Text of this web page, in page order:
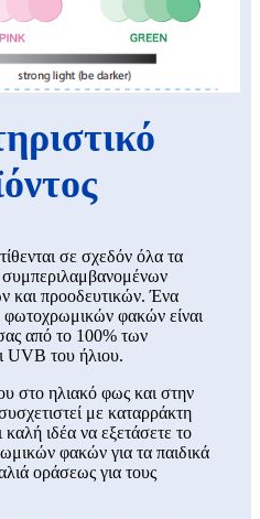
σε σχεδόν όλα τα
συμπεριλαμβανομένων
και προοδευτικών. Ένα
φακών είναι
από το 100% των
UVB του ήλιου.
στο ηλιακό φως και στην
με καταρράκτη
ιδέα να εξετάσετε το
φακών για τα παιδικά
οράσεως για τους